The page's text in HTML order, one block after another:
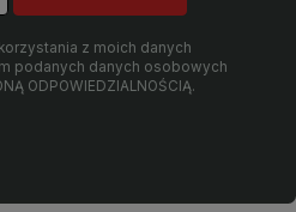
z moich danych
podanych danych osobowych
ODPOWIEDZIALNOŚCIĄ.